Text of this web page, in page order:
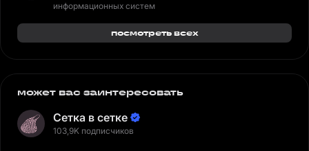
информационных систем
посмотреть всех
может вас заинтересовать
Сетка в сетке
103,9K подписчиков